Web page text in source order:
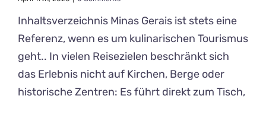
Inhaltsverzeichnis Minas Gerais ist stets eine
Referenz, wenn es um kulinarischen Tourismus
geht.. In vielen Reisezielen beschränkt sich
das Erlebnis nicht auf Kirchen, Berge oder
historische Zentren: Es führt direkt zum Tisch,